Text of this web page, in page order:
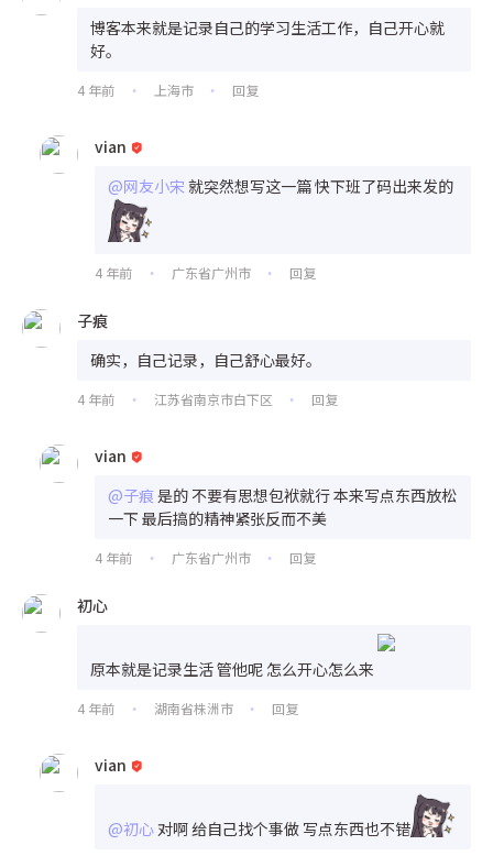
博客本来就是记录自己的学习生活工作，自己开心就
好。
4 年前 • 上海市 • 回复
vian
@网友小宋 就突然想写这一篇 快下班了码出来发的
4 年前 • 广东省广州市 • 回复
子痕
确实，自己记录，自己舒心最好。
4 年前 • 江苏省南京市白下区 • 回复
vian
@子痕是的 不要有思想包袱就行 本来写点东西放松
一下 最后搞的精神紧张反而不美
4 年前 • 广东省广州市 • 回复
初心
原本就是记录生活 管他呢 怎么开心怎么来
4 年前 • 湖南省株洲市 • 回复
vian
@初心 对啊 给自己找个事做 写点东西也不错